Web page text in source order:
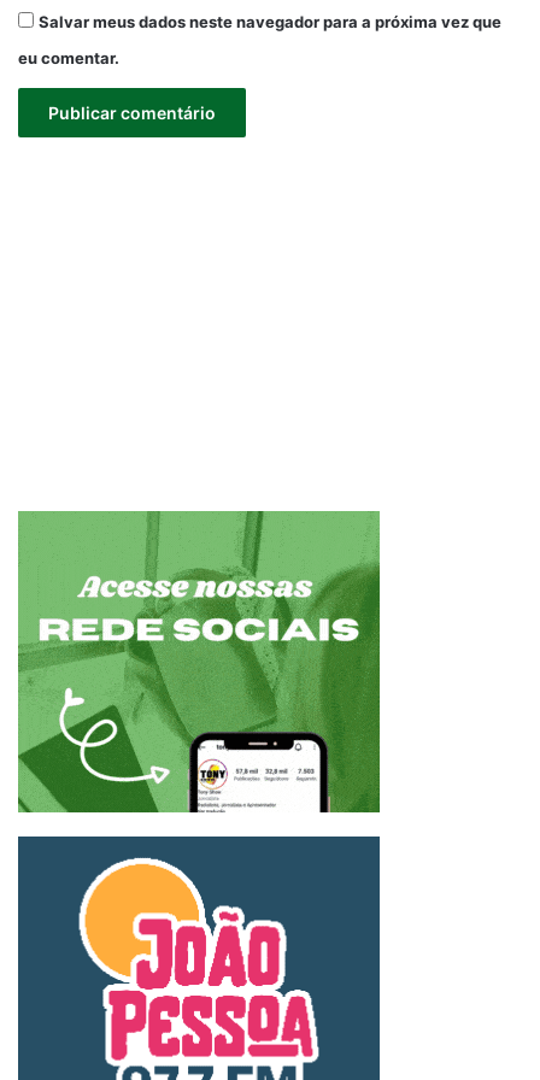
Salvar meus dados neste navegador para a próxima vez que
eu comentar.